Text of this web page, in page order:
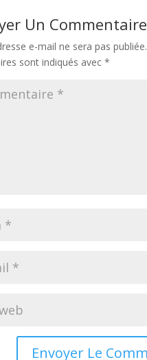
Un Commentaire
e-mail ne sera pas publiée.
sont indiqués avec *